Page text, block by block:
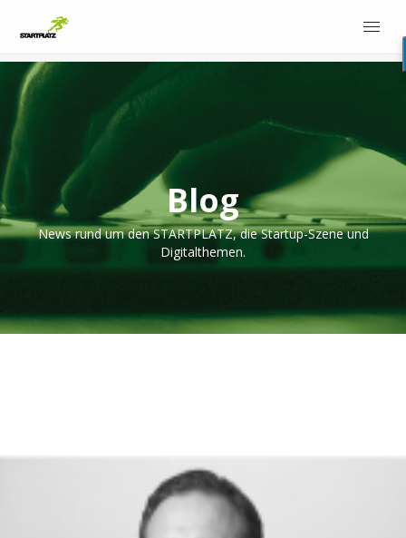
Blog
News rund um den STARTPLATZ, die Startup-Szene und
Digitalthemen.